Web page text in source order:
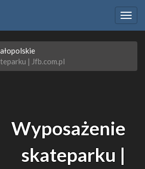
| Jfb.com.pl
Wyposażenie
skateparku |